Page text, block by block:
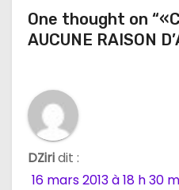
o
d
e
One thought on
AUCUNE RAISON
DZiridit :
16 mars 2013 à 18 h 30